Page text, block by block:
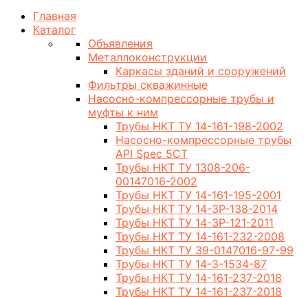
Главная
Каталог
Объявления
Металлоконструкции
Каркасы зданий и сооружений
Фильтры скважинные
Насосно-компрессорные трубы и
муфты к ним
Трубы НКТ ТУ 14-161-198-2002
Насосно-компрессорные трубы
API Spec 5CT
Трубы НКТ ТУ 1308-206-
00147016-2002
Трубы НКТ ТУ 14-161-195-2001
Трубы НКТ ТУ 14-3Р-138-2014
Трубы НКТ ТУ 14-3Р-121-2011
Трубы НКТ ТУ 14-161-232-2008
Трубы НКТ ТУ 39-0147016-97-99
Трубы НКТ ТУ 14-3-1534-87
Трубы НКТ ТУ 14-161-237-2018
Трубы НКТ ТУ 14-161-237-2018